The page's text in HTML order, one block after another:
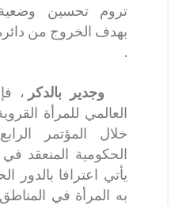
تروم تحسين وضعية
بهدف الخروج من
.
وجدير بالدكر ،
العالمي للمرأة
خلال المؤتمر
يأتي اعترافا بالدور
به المرأة في